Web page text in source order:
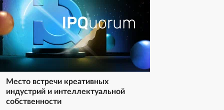
Место встречи креативных
индустрий и интеллектуальной
собственности